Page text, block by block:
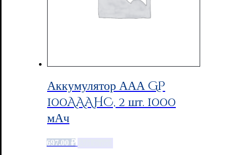
Аккумулятор ААА GP
100AAAHC, 2 шт. 1000
мАч
697.00 ₽